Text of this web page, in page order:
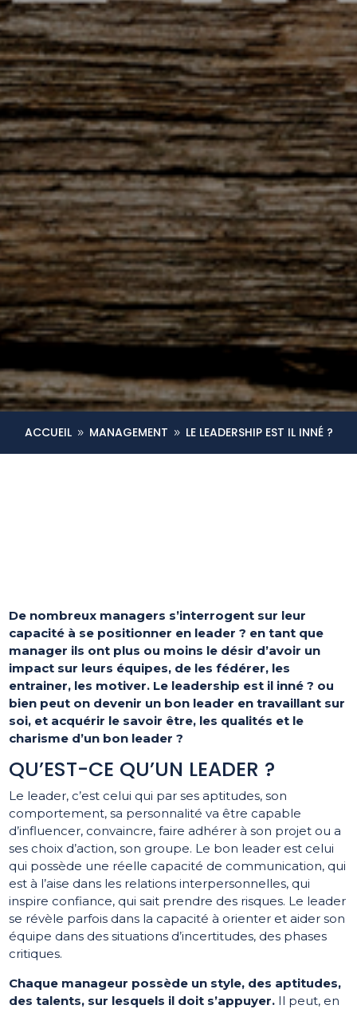
ACCUEIL 9 MANAGEMENT 9 LE LEADERSHIP EST IL INNÉ ?
De nombreux managers s’interrogent sur leur
capacité à se positionner en leader ? en tant que
manager ils ont plus ou moins le désir d’avoir un
impact sur leurs équipes, de les fédérer, les
entrainer, les motiver. Le leadership est il inné ? ou
bien peut on devenir un bon leader en travaillant sur
soi, et acquérir le savoir être, les qualités et le
charisme d’un bon leader ?
QU’EST-CE QU’UN LEADER ?
Le leader, c’est celui qui par ses aptitudes, son
comportement, sa personnalité va être capable
d’influencer, convaincre, faire adhérer à son projet ou a
ses choix d’action, son groupe. Le bon leader est celui
qui possède une réelle capacité de communication, qui
est à l’aise dans les relations interpersonnelles, qui
inspire confiance, qui sait prendre des risques. Le leader
se révèle parfois dans la capacité à orienter et aider son
équipe dans des situations d’incertitudes, des phases
critiques.
Chaque manageur possède un style, des aptitudes,
des talents, sur lesquels il doit s’appuyer. Il peut, en